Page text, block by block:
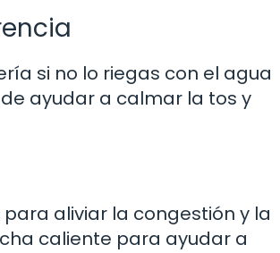
si no lo riegas con el agua
ayudar a calmar la tos y
aliviar la congestión y la
caliente para ayudar a